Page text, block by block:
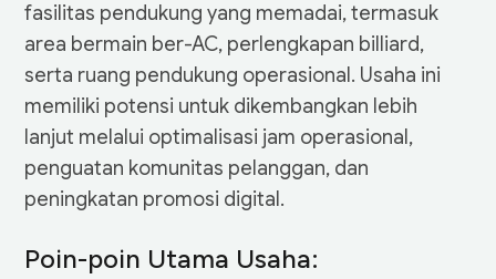
fasilitas pendukung yang memadai, termasuk
area bermain ber-AC, perlengkapan billiard,
serta ruang pendukung operasional. Usaha ini
memiliki potensi untuk dikembangkan lebih
lanjut melalui optimalisasi jam operasional,
penguatan komunitas pelanggan, dan
peningkatan promosi digital.
Poin-poin Utama Usaha: